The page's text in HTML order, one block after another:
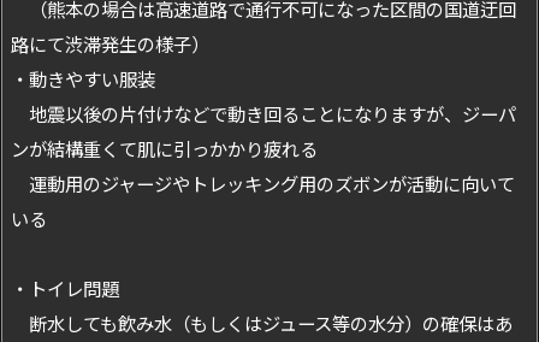
（熊本の場合は高速道路で通行不可になった区間の国道迂回
路にて渋滞発生の様子）
・動きやすい服装
地震以後の片付けなどで動き回ることになりますが、ジーパ
ンが結構重くて肌に引っかかり疲れる
運動用のジャージやトレッキング用のズボンが活動に向いて
いる
・トイレ問題
断水しても飲み水（もしくはジュース等の水分）の確保はあ